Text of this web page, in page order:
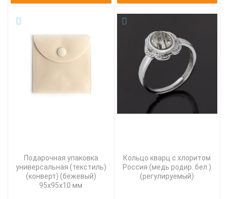
Подарочная упаковка
универсальная (текстиль)
(конверт) (бежевый)
95х95х10 мм
Кольцо кварц с хлоритом
Россия (медь родир. бел.)
(регулируемый)